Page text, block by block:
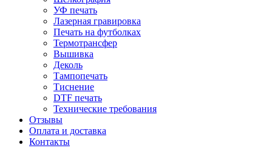
УФ печать
Лазерная гравировка
Печать на футболках
Термотрансфер
Вышивка
Деколь
Тампопечать
Тиснение
DTF печать
Технические требования
Отзывы
Оплата и доставка
Контакты